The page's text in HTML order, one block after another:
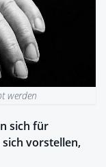
werden
sich für
sich vorstellen,